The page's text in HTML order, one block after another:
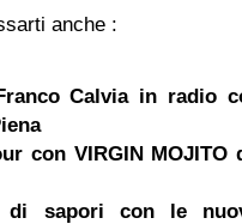
anche :
Calvia in radio
con VIRGIN MOJITO
di sapori con le